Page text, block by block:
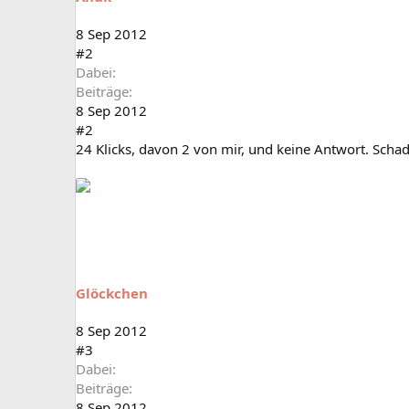
8 Sep 2012
#2
Dabei
Beiträge
8 Sep 2012
#2
24 Klicks, davon 2 von mir, und keine Antwort.
Glöckchen
8 Sep 2012
#3
Dabei
Beiträge